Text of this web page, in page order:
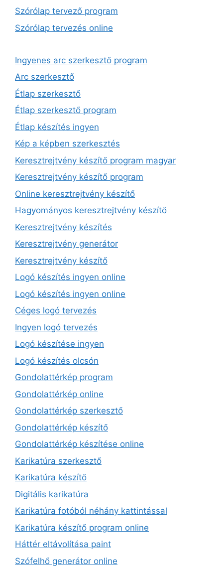
Szórólap tervező program
Szórólap tervezés online
Ingyenes arc szerkesztő program
Arc szerkesztő
Étlap szerkesztő
Étlap szerkesztő program
Étlap készítés ingyen
Kép a képben szerkesztés
Keresztrejtvény készítő program magyar
Keresztrejtvény készítő program
Online keresztrejtvény készítő
Hagyományos keresztrejtvény készítő
Keresztrejtvény készítés
Keresztrejtvény generátor
Keresztrejtvény készítő
Logó készítés ingyen online
Logó készítés ingyen online
Céges logó tervezés
Ingyen logó tervezés
Logó készítése ingyen
Logó készítés olcsón
Gondolattérkép program
Gondolattérkép online
Gondolattérkép szerkesztő
Gondolattérkép készítő
Gondolattérkép készítése online
Karikatúra szerkesztő
Karikatúra készítő
Digitális karikatúra
Karikatúra fotóból néhány kattintással
Karikatúra készítő program online
Háttér eltávolítása paint
Szófelhő generátor online